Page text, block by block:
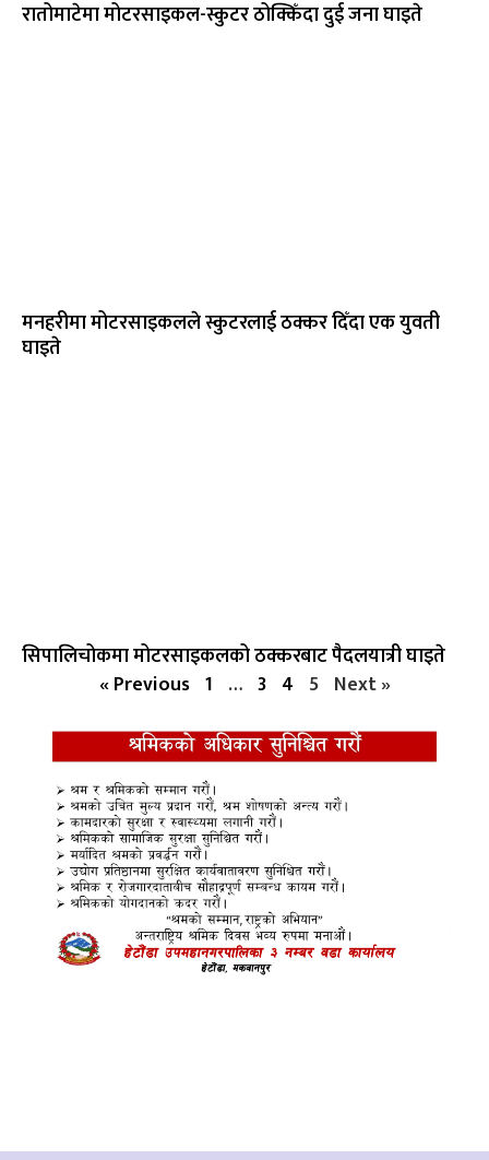
रातोमाटेमा मोटरसाइकल-स्कुटर ठोक्किँदा दुई जना घाइते
मनहरीमा मोटरसाइकलले स्कुटरलाई ठक्कर दिँदा एक युवती
घाइते
सिपालिचोकमा मोटरसाइकलको ठक्करबाट पैदलयात्री घाइते
« Previous 1 … 3 4 5 Next »